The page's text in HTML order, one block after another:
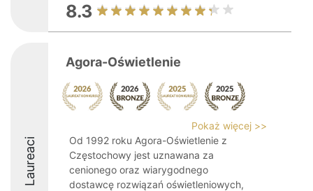
8.3
Laureaci
Agora-Oświetlenie
Pokaż więcej >>
Od 1992 roku Agora-Oświetlenie z
Częstochowy jest uznawana za
cenionego oraz wiarygodnego
dostawcę rozwiązań oświetleniowych,